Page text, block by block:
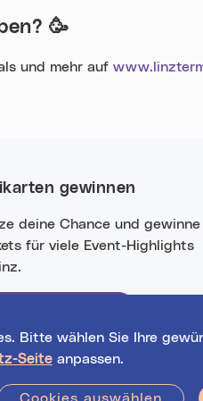
🥳
und mehr auf
Bitte wählen Sie Ihre
Seite anpassen.
Cookies auswählen
gewinnen
deine Chance und gewinne
für viele Event-Highlights